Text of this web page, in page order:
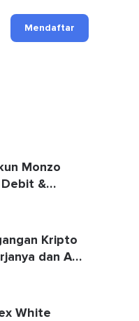
Mendaftar
Monzo
&
Kripto
dan Apa
White